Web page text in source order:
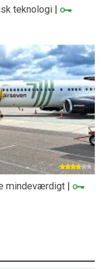
teknologi |
mindeværdigt |